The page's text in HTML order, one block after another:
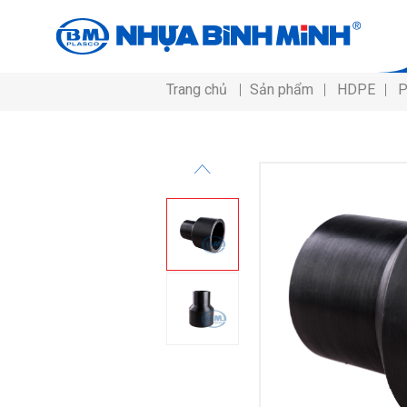
Trang chủ Sản phẩm HDPE